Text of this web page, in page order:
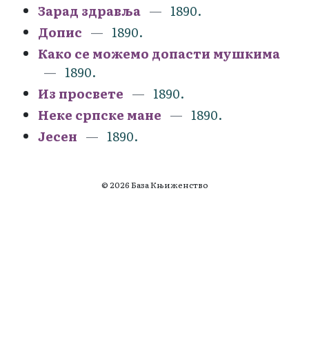
Зарад здравља
1890.
Допис
1890.
Како се можемо допасти мушкима
1890.
Из просвете
1890.
Неке српске мане
1890.
Јесен
1890.
© 2026 База Књиженство